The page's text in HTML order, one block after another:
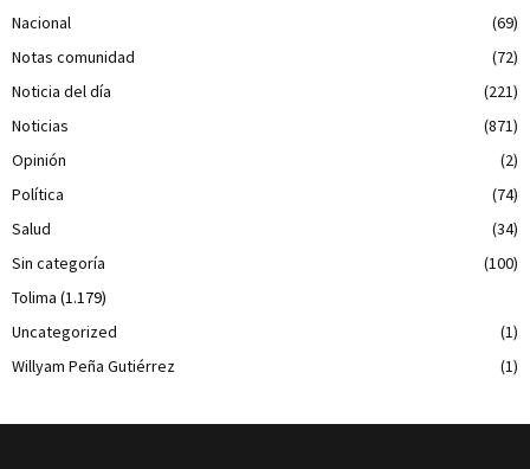
Nacional
(69)
Notas comunidad
(72)
Noticia del día
(221)
Noticias
(871)
Opinión
(2)
Política
(74)
Salud
(34)
Sin categoría
(100)
Tolima (1.179)
Uncategorized
(1)
Willyam Peña Gutiérrez
(1)